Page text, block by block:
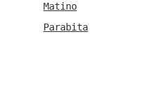
Matino
Parabita